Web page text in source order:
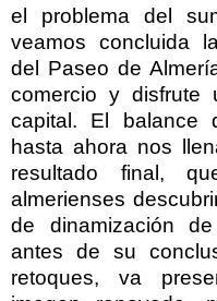
el problema del
veamos concluida
del Paseo de
comercio y
capital. El balance
hasta ahora nos
resultado final,
almerienses
de dinamización
antes de su
retoques, va